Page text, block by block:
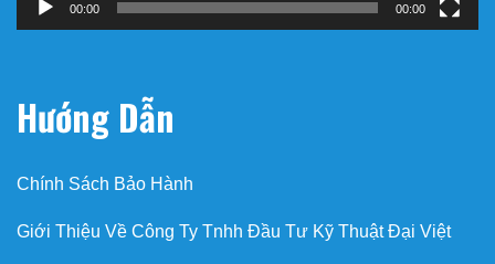
00:00 00:00
Hướng Dẫn
Chính Sách Bảo Hành
Giới Thiệu Về Công Ty Tnhh Đầu Tư Kỹ Thuật Đại Việt